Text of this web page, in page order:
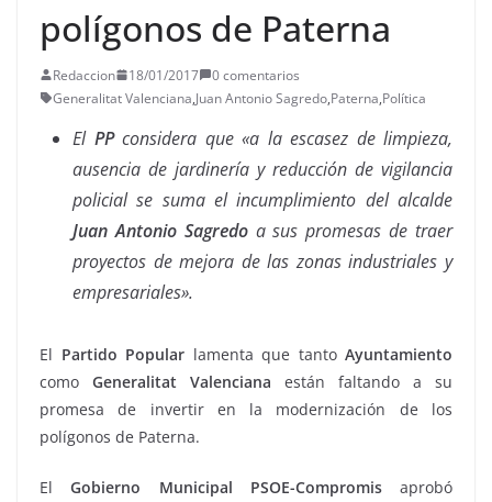
polígonos de Paterna
Redaccion 18/01/2017
0 comentarios
Generalitat Valenciana,Juan Antonio Sagredo,Paterna,Política
ElPPconsidera que «a la escasez de limpieza,
ausencia de jardinería y reducción de vigilancia
policial se suma el incumplimiento del alcalde
Juan Antonio Sagredoa sus promesas de traer
proyectos de mejora de las zonas industriales y
empresariales».
El Partido Popular lamenta que tanto Ayuntamiento
como Generalitat Valenciana están faltando a su
promesa de invertir en la modernización de los
polígonos de Paterna.
ElGobierno Municipal PSOE-Compromisaprobó